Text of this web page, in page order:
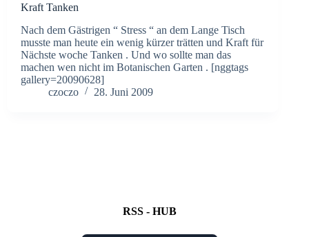
Kraft Tanken
Nach dem Gästrigen “ Stress “ an dem Lange Tisch
musste man heute ein wenig kürzer trätten und Kraft für
Nächste woche Tanken . Und wo sollte man das
machen wen nicht im Botanischen Garten . [nggtags
gallery=20090628]
czoczo
28. Juni 2009
RSS - HUB